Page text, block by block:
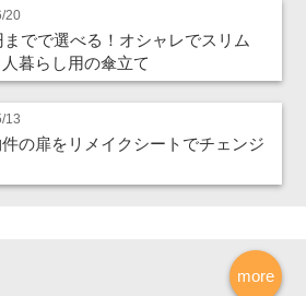
20
までで選べる！オシャレでスリム
暮らし用の傘立て
13
の扉をリメイクシートでチェンジ
more